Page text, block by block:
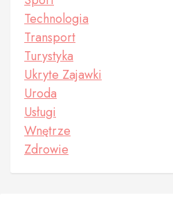
Technologia
Transport
Turystyka
Ukryte Zajawki
Uroda
Usługi
Wnętrze
Zdrowie